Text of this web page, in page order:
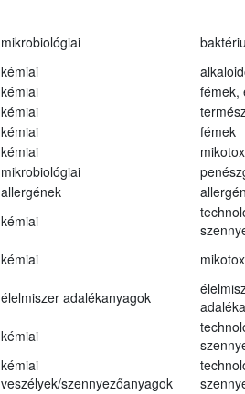
mikrobiológiai
kémiai
kémiai
fémek,
kémiai
kémiai
fémek
kémiai
mikrobiológiai
allergének
kémiai
kémiai
élelmiszer adalékanyagok
kémiai
kémiai
veszélyek/szennyezőanyagok